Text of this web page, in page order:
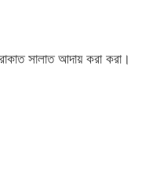
সালাত আদায় করা করা।